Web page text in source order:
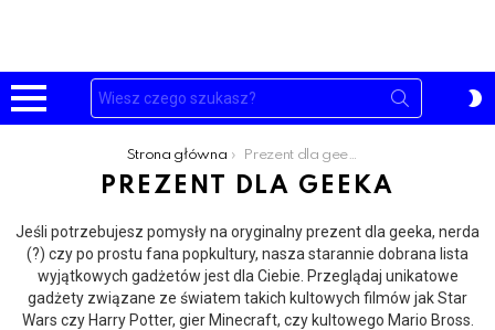
Menu
Szukaj:
Strona główna Prezent dla geeka
PREZENT DLA GEEKA
Jeśli potrzebujesz pomysły na oryginalny prezent dla geeka, nerda
(?) czy po prostu fana popkultury, nasza starannie dobrana lista
wyjątkowych gadżetów jest dla Ciebie. Przeglądaj unikatowe
gadżety związane ze światem takich kultowych filmów jak Star
Wars czy Harry Potter, gier Minecraft, czy kultowego Mario Bross.